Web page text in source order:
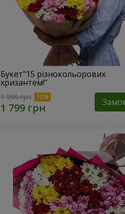
Букет"15 різнокольорових
хризантем!"
1 999 грн